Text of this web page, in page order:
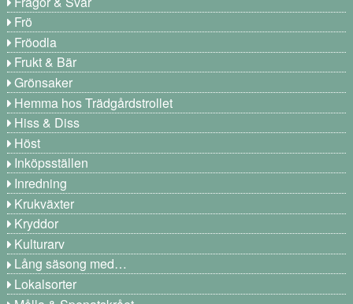
Frö
Fröodla
Frukt & Bär
Grönsaker
Hemma hos Trädgårdstrollet
Hiss & Diss
Höst
Inköpsställen
Inredning
Krukväxter
Kryddor
Kulturarv
Lång säsong med…
Lokalsorter